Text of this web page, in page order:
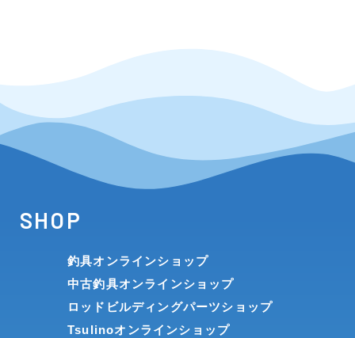
SHOP
釣具オンラインショップ
中古釣具オンラインショップ
ロッドビルディングパーツショップ
Tsulinoオンラインショップ